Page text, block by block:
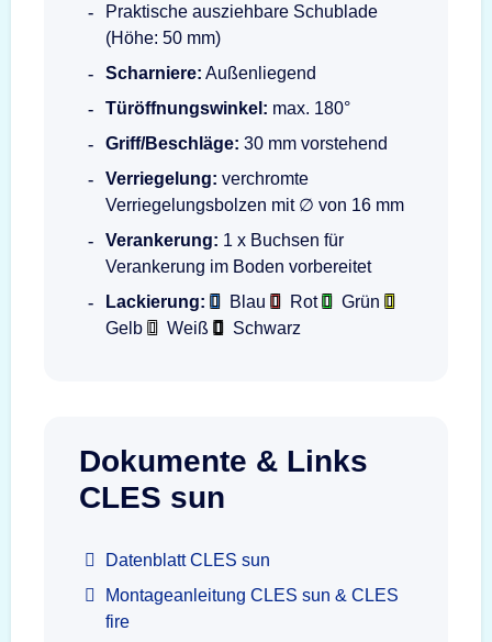
Praktische ausziehbare Schublade
(Höhe: 50 mm)
Scharniere: Außenliegend
Türöffnungswinkel: max. 180°
Griff/Beschläge: 30 mm vorstehend
Verriegelung: verchromte
Verriegelungsbolzen mit ∅ von 16 mm
Verankerung: 1 x Buchsen für
Verankerung im Boden vorbereitet
Lackierung:
Blau Rot
Grün
Gelb
Weiß Schwarz
Dokumente & Links
CLES sun
Datenblatt CLES sun
Montageanleitung CLES sun & CLES
fire